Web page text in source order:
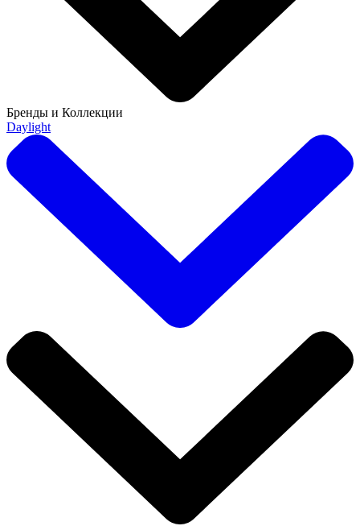
Бренды и Коллекции
Daylight